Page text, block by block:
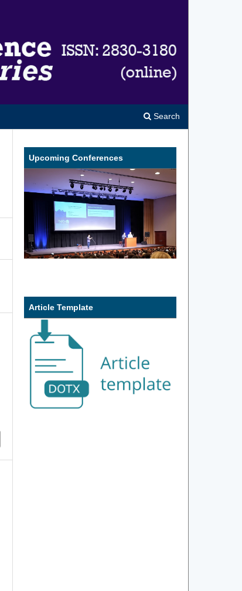
Search
Upcoming Conferences
Article Template